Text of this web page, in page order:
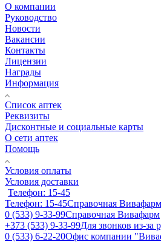
О компании
Руководство
Новости
Вакансии
Контакты
Лицензии
Награды
Информация
Список аптек
Реквизиты
Дисконтные и социальные карты
О сети аптек
Помощь
Условия оплаты
Условия доставки
Телефон: 15-45
Телефон: 15-45Справочная Вивафарм
0 (533) 9-33-99Справочная Вивафарм
+373 (533) 9-33-99Для звонков из-за
0 (533) 6-22-20Офис компании